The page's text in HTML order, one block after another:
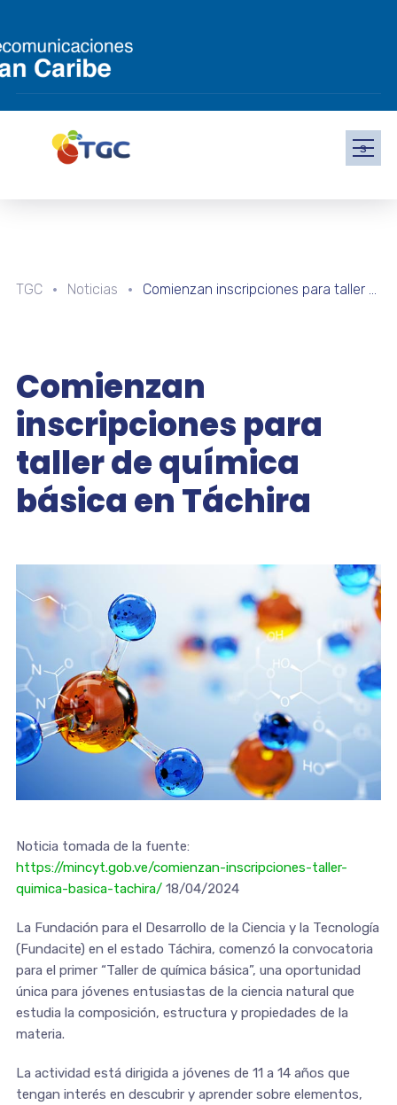
s
TGC Noticias Comienzan inscripciones para taller de química básica en Táchira
Comienzan
inscripciones para
taller de química
básica en Táchira
Noticia tomada de la fuente:
https://mincyt.gob.ve/comienzan-inscripciones-taller-
quimica-basica-tachira/18/04/2024
La Fundación para el Desarrollo de la Ciencia y la Tecnología
(Fundacite) en el estado Táchira, comenzó la convocatoria
para el primer “Taller de química básica”, una oportunidad
única para jóvenes entusiastas de la ciencia natural que
estudia la composición, estructura y propiedades de la
materia.
La actividad está dirigida a jóvenes de 11 a 14 años que
tengan interés en descubrir y aprender sobre elementos,